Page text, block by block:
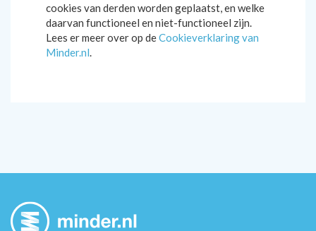
cookies van derden worden geplaatst, en welke
daarvan functioneel en niet-functioneel zijn.
Lees er meer over op deCookieverklaring van
Minder.nl.